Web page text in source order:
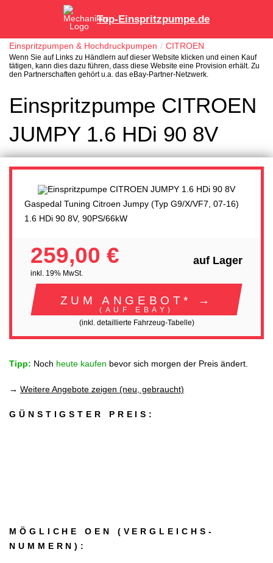
Top-Einspritzpumpe.de
Einspritzpumpen & Hochdruckpumpen CITROEN
Wenn Sie auf Links zu Händlern auf dieser Website klicken und einen Kauf
tätigen, kann dies dazu führen, dass diese Website eine Provision erhält. Zu
den Partnerschaften gehört u.a. das eBay-Partner-Netzwerk.
Einspritzpumpe CITROEN
JUMPY 1.6 HDi 90 8V
Gaspedal Tuning Citroen Jumpy (Typ G9/X/VF7, 07-16)
1.6 HDi 90 8V, 90PS/66kW
259,00 €
inkl. 19% MwSt.
auf Lager
ZUM ANGEBOT* →
(AUF EBAY)
(inkl. detaillierte Fahrzeug-Tabelle)
Tipp: Noch heute kaufen bevor sich morgen der Preis ändert.
→ Weitere Angebote zeigen (neu, gebraucht)
GÜNSTIGSTER PREIS:
MÖGLICHE OEN (VERGLEICHS­
NUMMERN):